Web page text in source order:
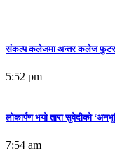
संकल्प कलेजमा अन्तर कलेज
5:52 pm
लोकार्पण भयो तारा सुवेदीको
7:54 am